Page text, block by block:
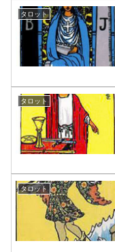
タロット
タロット
タロット